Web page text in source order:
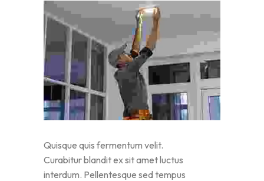
Quisque quis fermentum velit.
Curabitur blandit ex sit amet luctus
interdum. Pellentesque sed tempus